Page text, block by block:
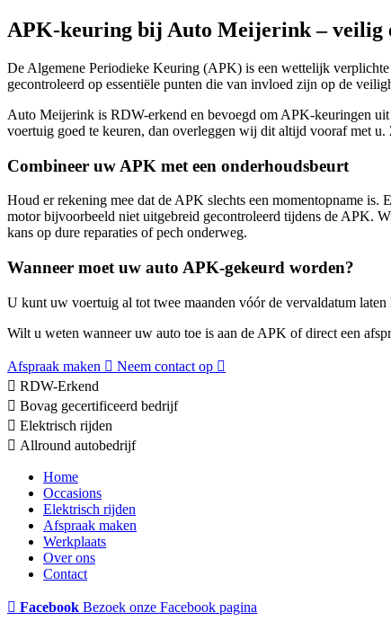
APK-keuring bij Auto Meijerink – veilig
De Algemene Periodieke Keuring (APK) is een wettelijk
gecontroleerd op essentiële punten die van invloed zijn op de
Auto Meijerink is RDW-erkend en bevoegd om APK-keuringen
voertuig goed te keuren, dan overleggen wij dit altijd vooraf met
Combineer uw APK met een onderhoudsbeurt
Houd er rekening mee dat de APK slechts een momentopname
motor bijvoorbeeld niet uitgebreid gecontroleerd tijdens de APK.
kans op dure reparaties of pech onderweg.
Wanneer moet uw auto APK-gekeurd worden?
U kunt uw voertuig al tot twee maanden vóór de vervaldatum
Wilt u weten wanneer uw auto toe is aan de APK of direct een
Afspraak maken
Neem contact op
RDW-Erkend
Bovag gecertificeerd bedrijf
Elektrisch rijden
Allround autobedrijf
Home
Occasions
Elektrisch rijden
Afspraak maken
Werkplaats
Over ons
Contact
Facebook Bezoek onze Facebook pagina